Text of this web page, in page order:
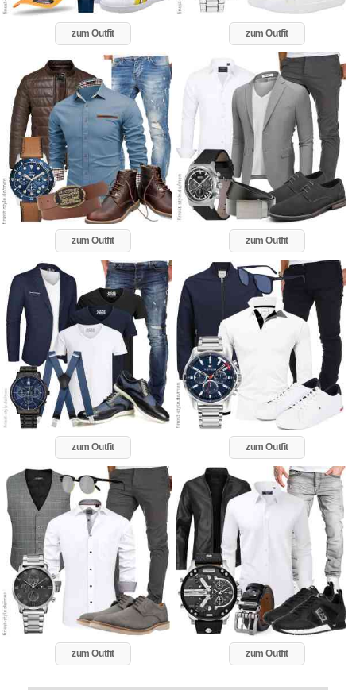
zum Outfit zum Outfit
zum Outfit zum Outfit
zum Outfit zum Outfit
zum Outfit zum Outfit